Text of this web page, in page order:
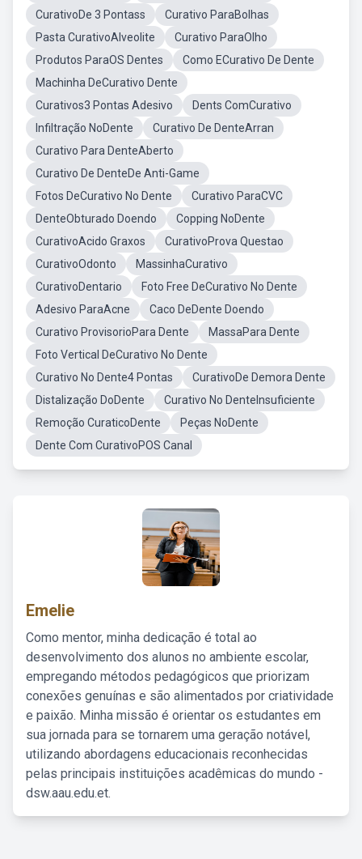
CurativoDe 3 Pontass
Curativo ParaBolhas
Pasta CurativoAlveolite
Curativo ParaOlho
Produtos ParaOS Dentes
Como ECurativo De Dente
Machinha DeCurativo Dente
Curativos3 Pontas Adesivo
Dents ComCurativo
Infiltração NoDente
Curativo De DenteArran
Curativo Para DenteAberto
Curativo De DenteDe Anti-Game
Fotos DeCurativo No Dente
Curativo ParaCVC
DenteObturado Doendo
Copping NoDente
CurativoAcido Graxos
CurativoProva Questao
CurativoOdonto
MassinhaCurativo
CurativoDentario
Foto Free DeCurativo No Dente
Adesivo ParaAcne
Caco DeDente Doendo
Curativo ProvisorioPara Dente
MassaPara Dente
Foto Vertical DeCurativo No Dente
Curativo No Dente4 Pontas
CurativoDe Demora Dente
Distalização DoDente
Curativo No DenteInsuficiente
Remoção CuraticoDente
Peças NoDente
Dente Com CurativoPOS Canal
Emelie
Como mentor, minha dedicação é total ao
desenvolvimento dos alunos no ambiente escolar,
empregando métodos pedagógicos que priorizam
conexões genuínas e são alimentados por criatividade
e paixão. Minha missão é orientar os estudantes em
sua jornada para se tornarem uma geração notável,
utilizando abordagens educacionais reconhecidas
pelas principais instituições acadêmicas do mundo -
dsw.aau.edu.et.